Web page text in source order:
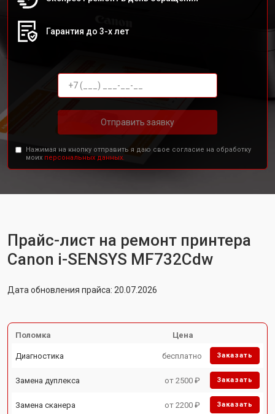
Гарантия до 3-х лет
Отправить заявку
Нажимая на кнопку отправить я даю свое согласие на обработку
моих персональных данных.
Прайс-лист на ремонт принтера
Canon i-SENSYS MF732Cdw
Дата обновления прайса: 20.07.2026
Поломка Цена
Диагностика бесплатно Заказать
Замена дуплекса от 2500 ₽ Заказать
Замена сканера от 2200 ₽ Заказать